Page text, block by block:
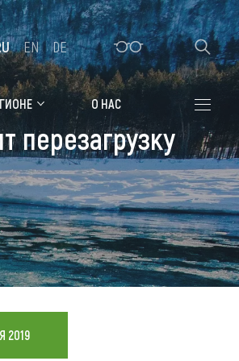
зимовка
остановиться
отели
базы
усадьбы
придорожные отели
О НАС
EN DE
перезагрузку
2019